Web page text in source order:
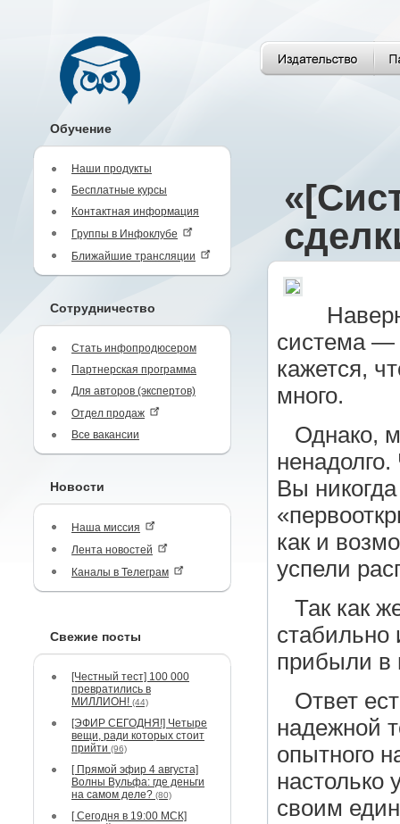
Обучение
Наши продукты
Бесплатные курсы
Контактная информация
Группы в Инфоклубе
Ближайшие трансляции
Сотрудничество
Стать инфопродюсером
Партнерская программа
Для авторов (экспертов)
Отдел продаж
Все вакансии
Новости
Наша миссия
Лента новостей
Каналы в Телеграм
Свежие посты
[Честный тест] 100 000
превратились в
МИЛЛИОН! (44)
[ЭФИР СЕГОДНЯ!] Четыре
вещи, ради которых стоит
прийти (96)
[ Прямой эфир 4 августа]
Волны Вульфа: где деньги
на самом деле? (80)
[ Сегодня в 19:00 МСК]
система —
кажется,
много.
Однако,
Вы
как и
успели
Так как
стабильно
прибыли в
Ответ
надежной
опытного
настолько
своим